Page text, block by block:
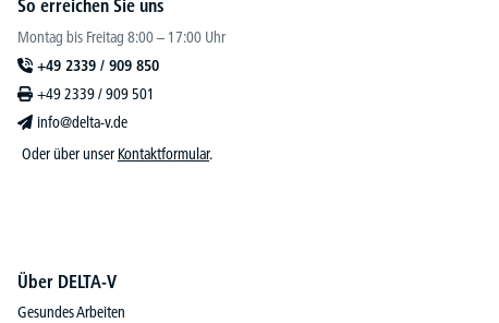
So erreichen Sie uns
Montag bis Freitag 8:00 – 17:00 Uhr
+49 2339 / 909 850
+49 2339 / 909 501
info@delta-v.de
Oder über unser Kontaktformular.
Über DELTA-V
Gesundes Arbeiten